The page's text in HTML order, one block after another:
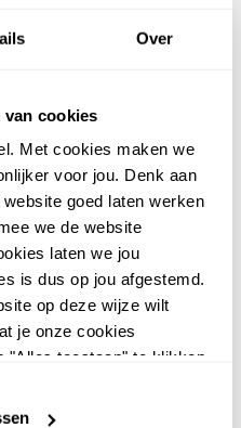
Over
van cookies
Met cookies maken we
voor jou. Denk aan
goed laten werken
we de website
laten we jou
is dus op jou afgestemd.
op deze wijze wilt
je onze cookies
"Alles toestaan" te klikken.